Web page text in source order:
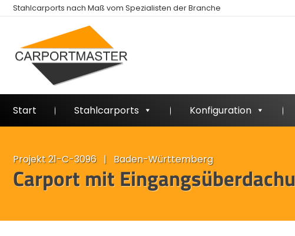
Stahlcarports nach Maß vom Spezialisten der Branche
Start Stahlcarports Konfiguration
Projekt 21-C-3096 | Baden-Württemberg
Carport mit